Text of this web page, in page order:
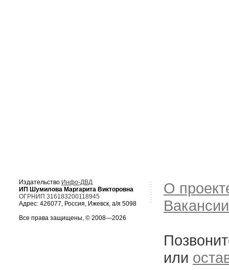
Издательство Инфо-ДВД
ИП Шумилова Маргарита Викторовна
ОГРНИП 316183200118945
Адрес: 426077, Россия, Ижевск, а/я 5098
Все права защищены, © 2008—2026
О
Вакансии
или